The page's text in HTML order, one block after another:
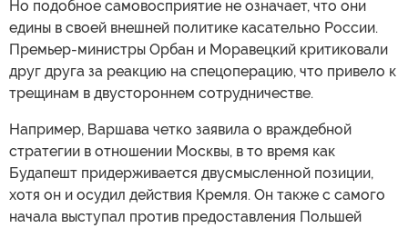
Но подобное самовосприятие не означает, что они
едины в своей внешней политике касательно России.
Премьер-министры Орбан и Моравецкий критиковали
друг друга за реакцию на спецоперацию, что привело к
трещинам в двустороннем сотрудничестве.
Например, Варшава четко заявила о враждебной
стратегии в отношении Москвы, в то время как
Будапешт придерживается двусмысленной позиции,
хотя он и осудил действия Кремля. Он также с самого
начала выступал против предоставления Польшей